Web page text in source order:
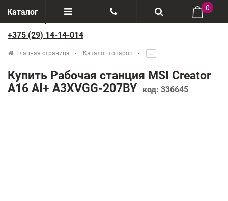
Каталог
Отзывы
Производители
+375(29) 888-44-44
0
+375 (29) 14-14-014
Главная страница Каталог товаров .....
Купить Рабочая станция MSI Creator
A16 AI+ A3XVGG-207BY
код: 336645